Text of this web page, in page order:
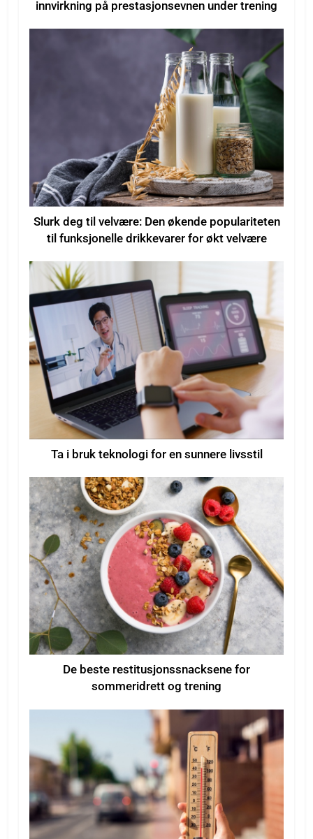
innvirkning på prestasjonsevnen under trening
Slurk deg til velvære: Den økende populariteten
til funksjonelle drikkevarer for økt velvære
Ta i bruk teknologi for en sunnere livsstil
De beste restitusjonssnacksene for
sommeridrett og trening